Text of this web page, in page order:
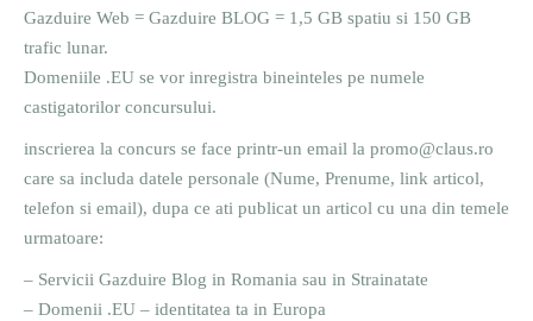
Gazduire Web = Gazduire BLOG = 1,5 GB spatiu si 150 GB
trafic lunar.
Domeniile .EU se vor inregistra bineinteles pe numele
castigatorilor concursului.
inscrierea la concurs se face printr-un email la promo@claus.ro
care sa includa datele personale (Nume, Prenume, link articol,
telefon si email), dupa ce ati publicat un articol cu una din temele
urmatoare:
– Servicii Gazduire Blog in Romania sau in Strainatate
– Domenii .EU – identitatea ta in Europa